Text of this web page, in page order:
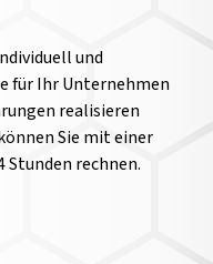
und
für Ihr Unternehmen
realisieren
Sie mit einer
rechnen.